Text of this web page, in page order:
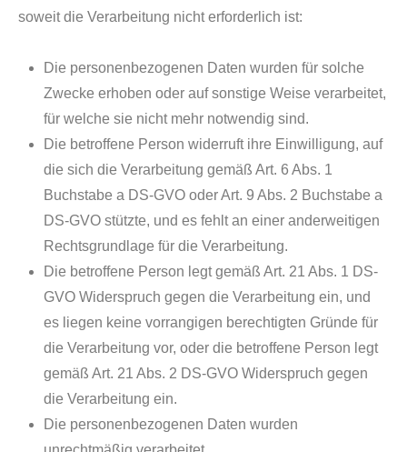
soweit die Verarbeitung nicht erforderlich ist:
Die personenbezogenen Daten wurden für solche
Zwecke erhoben oder auf sonstige Weise verarbeitet,
für welche sie nicht mehr notwendig sind.
Die betroffene Person widerruft ihre Einwilligung, auf
die sich die Verarbeitung gemäß Art. 6 Abs. 1
Buchstabe a DS-GVO oder Art. 9 Abs. 2 Buchstabe a
DS-GVO stützte, und es fehlt an einer anderweitigen
Rechtsgrundlage für die Verarbeitung.
Die betroffene Person legt gemäß Art. 21 Abs. 1 DS-
GVO Widerspruch gegen die Verarbeitung ein, und
es liegen keine vorrangigen berechtigten Gründe für
die Verarbeitung vor, oder die betroffene Person legt
gemäß Art. 21 Abs. 2 DS-GVO Widerspruch gegen
die Verarbeitung ein.
Die personenbezogenen Daten wurden